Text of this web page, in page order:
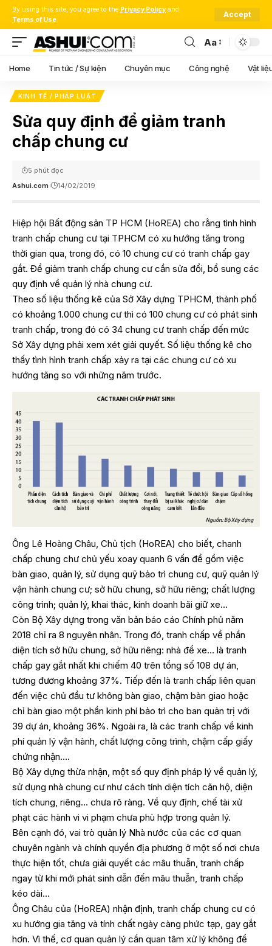
By using this site, you agree to the Privacy Policy and
Terms of Use.
Accept
Font
Resizer
Aa
Home Tin tức / Sự kiện Chuyên mục Công nghệ Vật
KINH TẾ / PHÁP LUẬT
Sửa quy định để giảm tranh
chấp chung cư
Ashui.com 14/02/2019
5 phút đọc
Hiệp hội Bất động sản TP HCM (HoREA) cho rằng tình hình
tranh chấp chung cư tại TPHCM có xu hướng tăng trong
thời gian qua, trong đó, có 10 chung cư có tranh chấp gay
gắt. Để giảm tranh chấp chung cư cần sửa đổi, bổ sung các
quy định về quản lý nhà chung cư.
Theo số liệu thống kê của Sở Xây dựng TPHCM, thành phố
có khoảng 1.000 chung cư thì có 100 chung cư có phát sinh
tranh chấp, trong đó có 34 chung cư tranh chấp đến mức
Sở Xây dựng phải xem xét giải quyết. Số liệu thống kê cho
thấy tình hình tranh chấp xảy ra tại các chung cư có xu
hướng tăng so với những năm trước.
Ông Lê Hoàng Châu, Chủ tịch (HoREA) cho biết, chanh
chấp chung chư chủ yếu xoay quanh 6 vấn đề gồm việc
bàn giao, quản lý, sử dụng quỹ bảo trì chung cư, quỹ quản lý
vận hành chung cư; sở hữu chung, sở hữu riêng; chất lượng
công trình; quản lý, khai thác, kinh doanh bãi giữ xe…
Còn Bộ Xây dựng trong văn bản báo cáo Chính phủ năm
2018 chỉ ra 8 nguyên nhân. Trong đó, tranh chấp về phần
diện tích sở hữu chung, sở hữu riêng: nhà để xe… là tranh
chấp gay gắt nhất khi chiếm 40 trên tổng số 108 dự án,
tương đương khoảng 37%. Tiếp đến là tranh chấp liên quan
đến việc chủ đầu tư không bàn giao, chậm bàn giao hoặc
chỉ bàn giao một phần kinh phí bảo trì cho ban quản trị với
39 dự án, khoảng 36%. Ngoài ra, là các tranh chấp về kinh
phí quản lý vận hành, chất lượng công trình, chậm cấp giấy
chứng nhận….
Bộ Xây dựng thừa nhận, một số quy định pháp lý về quản lý,
sử dụng nhà chung cư như cách tính diện tích căn hộ, diện
tích chung, riêng… chưa rõ ràng. Về quy định, chế tài xử
phạt các hành vi vi phạm chưa phù hợp trong quản lý.
Bên cạnh đó, vai trò quản lý Nhà nước của các cơ quan
chuyên ngành và chính quyền địa phương ở một số nơi chưa
thực hiện tốt, chưa giải quyết các mâu thuẫn, tranh chấp
ngay từ khi mới phát sinh dẫn đến mâu thuẫn, tranh chấp
kéo dài…
Ông Châu của (HoREA) nhận định, tranh chấp chung cư có
xu hướng gia tăng và tính chất ngày càng phức tạp, gay gắt
hơn. Vì thế, cơ quan quản lý cần quan tâm xử lý không để